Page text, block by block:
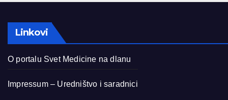
Linkovi
O portalu Svet Medicine na dlanu
Impressum – Uredništvo i saradnici